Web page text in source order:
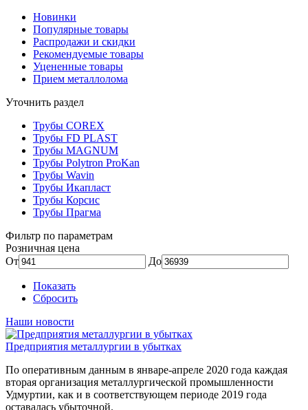
Новинки
Популярные товары
Распродажи и скидки
Рекомендуемые товары
Уцененные товары
Прием металлолома
Уточнить раздел
Трубы COREX
Трубы FD PLAST
Трубы MAGNUM
Трубы Polytron ProKan
Трубы Wavin
Трубы Икапласт
Трубы Корсис
Трубы Прагма
Фильтр по параметрам
Розничная цена
От
До
Показать
Сбросить
Наши новости
Предприятия металлургии в убытках
По оперативным данным в январе-апреле 2020 года каждая
вторая организация металлургической промышленности
Удмуртии, как и в соответствующем периоде 2019 года
оставалась убыточной.